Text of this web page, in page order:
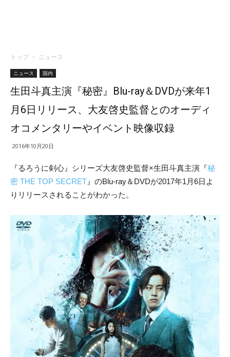
トップ ニュース
ニュース 国内
生田斗真主演『秘密』Blu-ray＆DVDが来年1
月6日リリース、大友啓史監督とのオーディ
オコメンタリーやイベント映像収録
2016年10月20日
『るろうに剣心』シリーズ大友啓史監督×生田斗真主演『秘
密 THE TOP SECRET 』のBlu-ray＆DVDが2017年1月6日よ
りリリースされることがわかった。